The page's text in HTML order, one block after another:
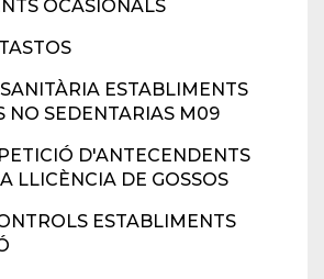
OCASIONALS
ESTABLIMENTS
NO SEDENTARIAS M09
D'ANTECENDENTS
LLICÈNCIA DE GOSSOS
ESTABLIMENTS